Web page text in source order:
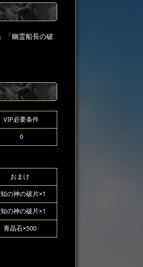
「幽霊船長の破
VIP必要条件
0
おまけ
の神の破片×1
の神の破片×1
青晶石×500